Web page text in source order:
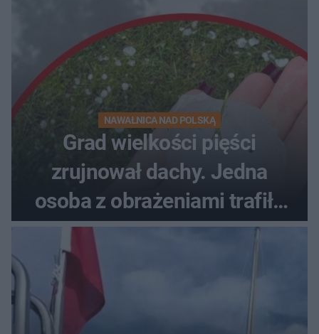
NAWAŁNICA NAD POLSKĄ
Grad wielkości pięści
zrujnował dachy. Jedna
osoba z obrażeniami trafiła
do szpitala